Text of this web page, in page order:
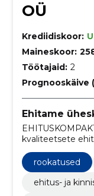
OÜ
Krediidiskoor:
Maineskoor:
Töötajaid: 2
Prognooskäive
Ehitame
kvaliteetsete
üldehitustöödest
rookatused
ehitus- ja